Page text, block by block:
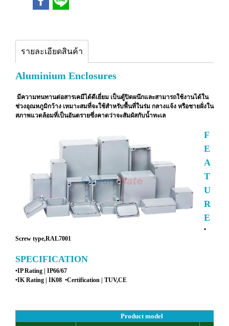
รายละเอียดสินค้า
Aluminium Enclosures
มีความทนทานต่อสารเคมีได้ดีเยี่ยม เป็นตู้ปิดผนึกและสามารถใช้งานได้ใน
ช่วงอุณหภูมิกว้าง เหมาะสมที่จะใช้สำหรับพื้นที่ในร่ม กลางแจ้ง หรือชายฝั่งใน
สภาพแวดล้อมที่เป็นอันตรายซึ่งคาดว่าจะสัมผัสกับน้ำทะเล
F
E
A
T
U
R
E
•
Screw type,RAL7001
SPECIFICATION
•IP Rating | IP66/67
•IK Rating | IK08 •Certification | TUV,CE
Product model